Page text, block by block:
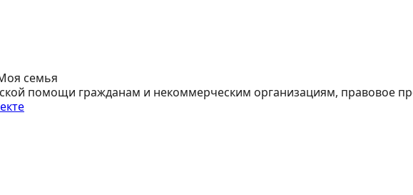
семья
помощи гражданам и некоммерческим организациям, правовое